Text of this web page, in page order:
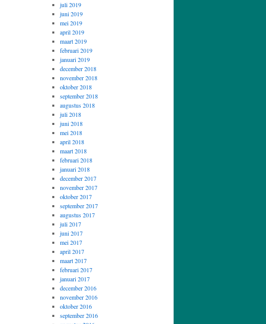
juli 2019
juni 2019
mei 2019
april 2019
maart 2019
februari 2019
januari 2019
december 2018
november 2018
oktober 2018
september 2018
augustus 2018
juli 2018
juni 2018
mei 2018
april 2018
maart 2018
februari 2018
januari 2018
december 2017
november 2017
oktober 2017
september 2017
augustus 2017
juli 2017
juni 2017
mei 2017
april 2017
maart 2017
februari 2017
januari 2017
december 2016
november 2016
oktober 2016
september 2016